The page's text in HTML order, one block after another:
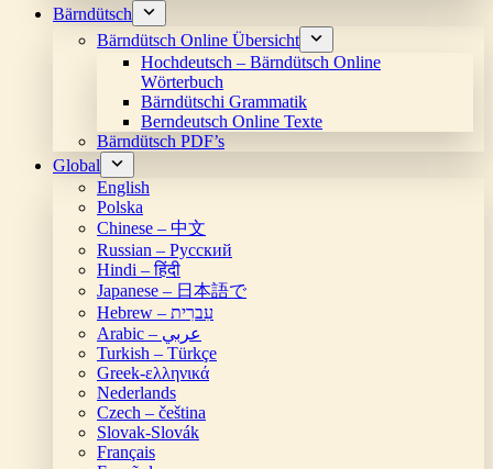
Bärndütsch
Bärndütsch Online Übersicht
Hochdeutsch – Bärndütsch Online
Wörterbuch
Bärndütschi Grammatik
Berndeutsch Online Texte
Bärndütsch PDF’s
Global
English
Polska
Chinese – 中文
Russian – Русский
Hindi – हिंदी
Japanese – 日本語で
Hebrew – עִברִית
Arabic – عربي
Turkish – Türkçe
Greek-ελληνικά
Nederlands
Czech – čeština
Slovak-Slovák
Français